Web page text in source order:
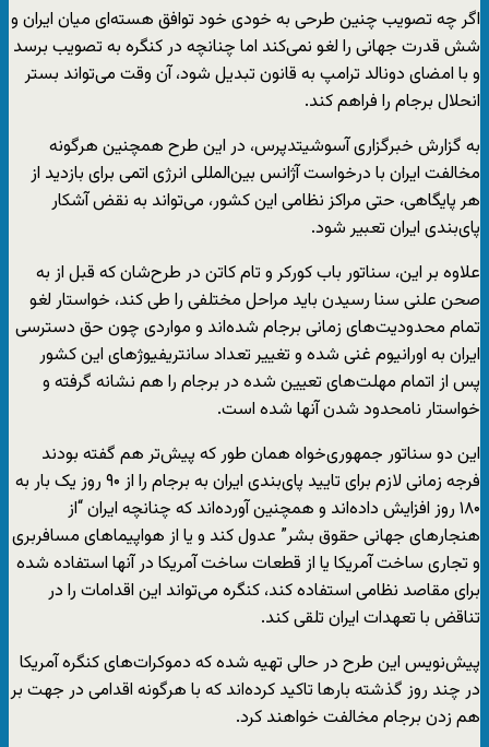
اگر چه تصویب چنین طرحی به خودی خود توافق هسته‌ای میان ایران و
شش قدرت جهانی را لغو نمی‌کند اما چنانچه در کنگره به تصویب برسد
و با امضای دونالد ترامپ به قانون تبدیل شود، آن وقت می‌تواند بستر
انحلال برجام را فراهم کند.
به گزارش خبرگزاری آسوشیتدپرس، در این طرح همچنین هرگونه
مخالفت ایران با درخواست آژانس بین‌المللی انرژی اتمی برای بازدید از
هر پایگاهی، حتی مراکز نظامی این کشور، می‌تواند به نقض آشکار
پای‌بندی ایران تعبیر شود.
علاوه بر این، سناتور باب کورکر و تام کاتن در طرح‌شان که قبل از به
صحن علنی سنا رسیدن باید مراحل مختلفی را طی کند، خواستار لغو
تمام محدودیت‌های زمانی برجام شده‌اند و مواردی چون حق دسترسی
ایران به اورانیوم غنی شده و تغییر تعداد سانتریفیوژهای این کشور
پس از اتمام مهلت‌های تعیین شده در برجام را هم نشانه گرفته و
خواستار نامحدود شدن آنها شده است.
این دو سناتور جمهوری‌خواه همان طور که پیش‌تر هم گفته بودند
فرجه زمانی لازم برای تایید پای‌بندی ایران به برجام را از ۹۰ روز یک بار به
۱۸۰ روز افزایش داده‌اند و همچنین آورده‌اند که چنانچه ایران “از
هنجارهای جهانی حقوق بشر” عدول کند و یا از هواپیماهای مسافربری
و تجاری ساخت آمریکا یا از قطعات ساخت آمریکا در آنها استفاده شده
برای مقاصد نظامی استفاده کند، کنگره می‌تواند این اقدامات را در
تناقض با تعهدات ایران تلقی کند.
پیش‌نویس این طرح در حالی تهیه شده که دموکرات‌های کنگره آمریکا
در چند روز گذشته بارها تاکید کرده‌اند که با هرگونه اقدامی در جهت بر
هم زدن برجام مخالفت خواهند کرد.